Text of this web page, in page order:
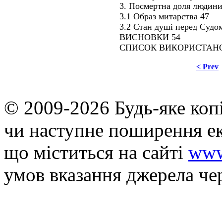
3. Посмертна доля
3.1 Образ митарства 47
3.2 Стан душі перед
ВИСНОВКИ 54
СПИСОК
< Prev
© 2009-2026 Будь-яке
чи наступне поширення
що мiститься на сайті
умов вказання джерела